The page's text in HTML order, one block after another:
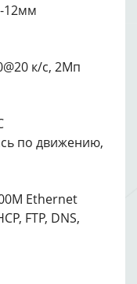
12мм
к/с, 2Мп
по движению,
Ethernet
FTP, DNS,